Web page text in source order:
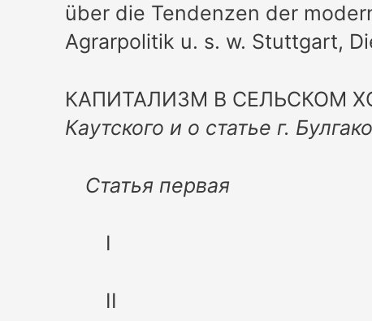
über die Tendenzen der
Agrarpolitik u. s. w. Stuttgart,
КАПИТАЛИЗМ В СЕЛЬСКОМ
Каутского и о статье г.
Статья первая
I
II